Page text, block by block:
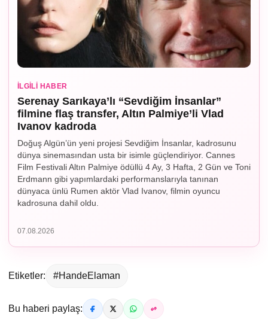
İLGILI HABER
Serenay Sarıkaya’lı “Sevdiğim İnsanlar”
filmine flaş transfer, Altın Palmiye’li Vlad
Ivanov kadroda
Doğuş Algün’ün yeni projesi Sevdiğim İnsanlar, kadrosunu
dünya sinemasından usta bir isimle güçlendiriyor. Cannes
Film Festivali Altın Palmiye ödüllü 4 Ay, 3 Hafta, 2 Gün ve Toni
Erdmann gibi yapımlardaki performanslarıyla tanınan
dünyaca ünlü Rumen aktör Vlad Ivanov, filmin oyuncu
kadrosuna dahil oldu.
07.08.2026
Etiketler: #HandeElaman
Bu haberi paylaş: